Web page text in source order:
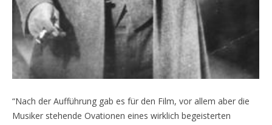
“Nach der Aufführung gab es für den Film, vor allem aber die
Musiker stehende Ovationen eines wirklich begeisterten